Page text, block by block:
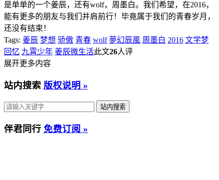
是单单的一个姜辰，还有wolf，周墨白。我们希望，在2016，
能有更多的朋友与我们并肩前行！毕竟属于我们的青春岁月，
还没有结束！
Tags: 姜辰 梦想 骄傲 青春 wolf 夢幻辰風 周墨白 2016 文学梦
回忆 九霄少年 姜辰微生活此文26人评
展开更多内容
站内搜索 版权说明 »
伴君同行 免费订阅 »